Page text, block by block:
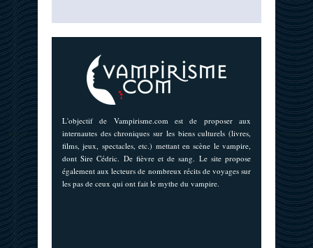
L'objectif de Vampirisme.com est de proposer aux
internautes des chroniques sur les biens culturels (livres,
films, jeux, spectacles, etc.) mettant en scène le vampire,
dont Sire Cédric. De fièvre et de sang. Le site propose
également aux lecteurs de nombreux récits de voyages sur
les pas de ceux qui ont fait le mythe du vampire.